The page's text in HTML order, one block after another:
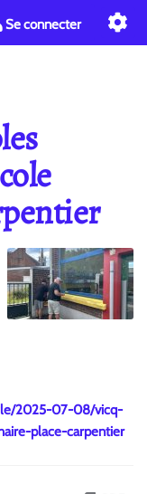
Se connecter
2025-07-08/vicq-
place-carpentier